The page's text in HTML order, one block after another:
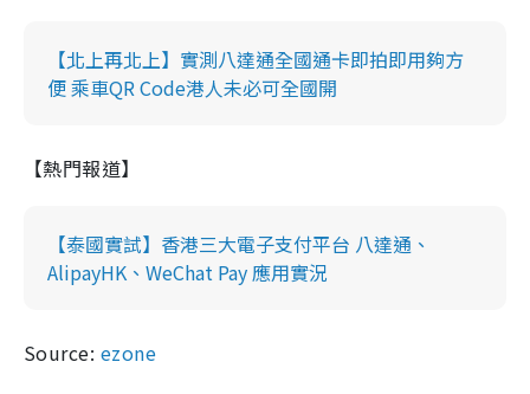
【北上再北上】實測八達通全國通卡即拍即用夠方
便 乘車QR Code港人未必可全國開
【熱門報道】
【泰國實試】香港三大電子支付平台 八達通、
AlipayHK、WeChat Pay 應用實況
Source: ezone